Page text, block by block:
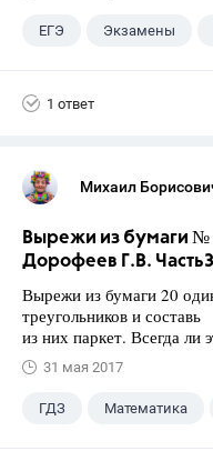
ЕГЭ Экзамены
1 ответ
Михаил
Вырежи из бумаги №
Дорофеев Г.В.
Вырежи из бумаги 20
треугольников и составь
из них паркет. Всегда
31 мая 2017
ГДЗ Математика